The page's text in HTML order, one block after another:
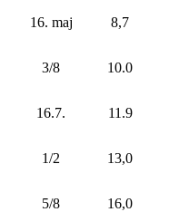
16. maj 8,7
3/8 10.0
16.7. 11.9
1/2 13,0
5/8 16,0